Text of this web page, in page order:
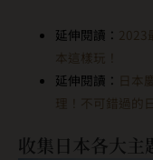
延伸閱讀：
本這樣玩！
延伸閱讀： 日本
理！不可錯過的
收集日本各大主